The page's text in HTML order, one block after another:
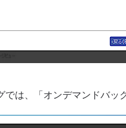
では、「オンデマンドバッ